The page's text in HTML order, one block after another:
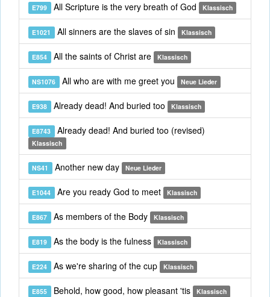
E799 All Scripture is the very breath of God Klassisch
E1021 All sinners are the slaves of sin Klassisch
E854 All the saints of Christ are Klassisch
NS1076 All who are with me greet you Neue Lieder
E938 Already dead! And buried too Klassisch
E8743 Already dead! And buried too (revised)
Klassisch
NS41 Another new day Neue Lieder
E1044 Are you ready God to meet Klassisch
E867 As members of the Body Klassisch
E819 As the body is the fulness Klassisch
E224 As we're sharing of the cup Klassisch
E855 Behold, how good, how pleasant 'tis Klassisch